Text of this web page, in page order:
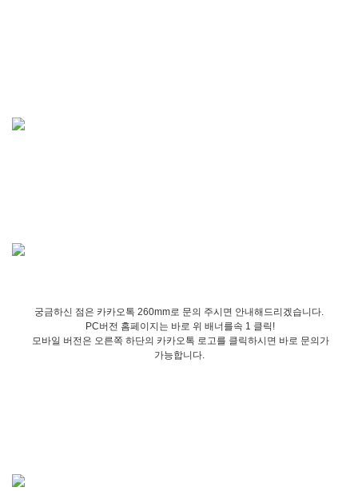
궁금하신 점은 카카오톡 260mm로 문의 주시면 안내해드리겠습니다.
PC버전 홈페이지는 바로 위 배너를속 1 클릭!
모바일 버전은 오른쪽 하단의 카카오톡 로고를 클릭하시면 바로 문의가
가능합니다.